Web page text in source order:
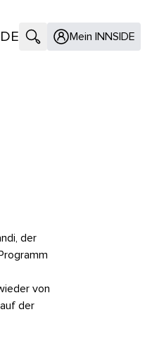
Suche öffnenMein INNSIDE
der
von
der